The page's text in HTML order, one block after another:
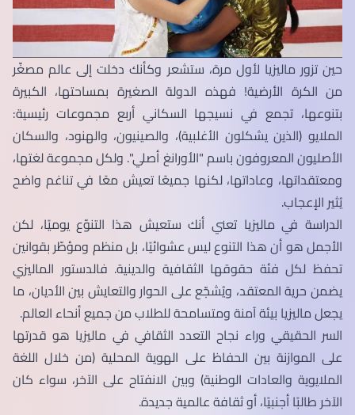
حين تزور ماليزيا لأول مرة، ستشعر وكأنك دخلت إلى عالم مصغّر
من الكرة الأرضية! فهذه الدولة الصغيرة بمساحتها، الكبيرة
بتنوعها، تجمع في نسيجها السكاني أربع مجموعات رئيسية:
الملايو (الذين يشكلون الأغلبية)، والصينيون، والهنود، والسكان
الأصليون المعروفون باسم "الأورانغ أصلي". ولكل مجموعة لغتها،
ومعتقداتها، وعاداتها، لكنها جميعًا تعيش معًا في تناغم واضح
يُثير الإعجاب.
الدراسة في ماليزيا تعني أنك ستعيش هذا التنوّع يوميًا، لكن
الأجمل هو أن هذا التنوع ليس عشوائيًا، بل منظم ومؤطّر بقوانين
تحفظ لكل فئة حقوقها الثقافية والدينية. فالدستور الماليزي
يضمن حرية المعتقد، ويُشجّع على الحوار والتعايش بين الأديان، ما
يجعل ماليزيا بيئة آمنة ومتسامحة للطلاب من جميع أنحاء العالم.
السر الحقيقي وراء نجاح التعدد الثقافي في ماليزيا هو قدرتها
على الموازنة بين الحفاظ على الهوية المحلية (من خلال اللغة
الملايوية والعادات الوطنية) وبين الانفتاح على الآخر، سواء كان
الآخر طالبًا أجنبيًا، أو ثقافة عالمية جديدة.